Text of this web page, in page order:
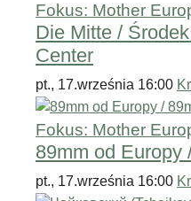
Fokus: Mother
Die Mitte /
Center
pt., 17.września 16:00
Fokus: Mother
89mm od Europy
pt., 17.września 16:00